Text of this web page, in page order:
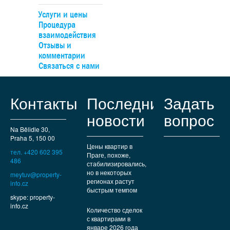
Услуги и цены
Процедура
взаимодействия
Отзывы и
комментарии
Связаться с нами
Контакты
Na Bělidle 30,
Praha 5, 150 00
тел. +420 602 395
486
meytuv@property-
info.cz
skype: property-
info.cz
Последние
новости
Цены квартир в
Праге, похоже,
стабилизировались,
но в некоторых
регионах растут
быстрым темпом
Количество сделок
с квартирами в
январе 2026 года
Задать
вопрос